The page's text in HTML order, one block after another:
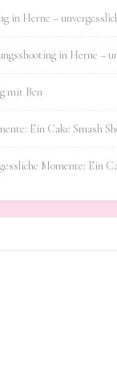
in Herne –
in Herne –
mit Ben
Ein Cake Smash
Momente: Ein